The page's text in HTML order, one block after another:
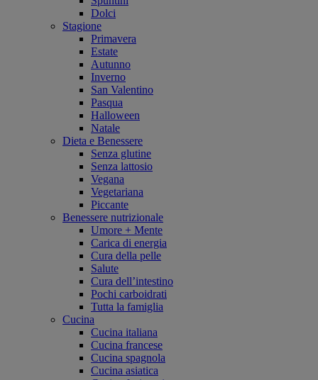
Dolci
Stagione
Primavera
Estate
Autunno
Inverno
San Valentino
Pasqua
Halloween
Natale
Dieta e Benessere
Senza glutine
Senza lattosio
Vegana
Vegetariana
Piccante
Benessere nutrizionale
Umore + Mente
Carica di energia
Cura della pelle
Salute
Cura dell’intestino
Pochi carboidrati
Tutta la famiglia
Cucina
Cucina italiana
Cucina francese
Cucina spagnola
Cucina asiatica